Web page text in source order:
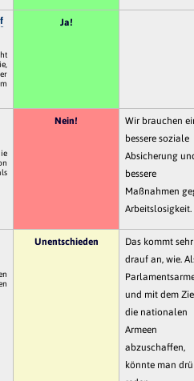
Ja!
Nein!
Wir brauchen
bessere soziale
Absicherung
bessere
Maßnahmen
Arbeitslosigkeit.
Unentschieden
Das kommt sehr
drauf an, wie.
und mit dem
die nationalen
Armeen
abzuschaffen,
könnte man